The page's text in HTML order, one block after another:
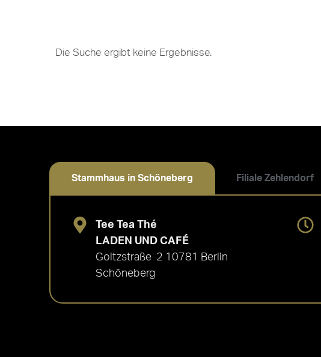
Die Suche ergibt keine Ergebnisse.
Stammhaus in Schöneberg Filiale Zehlendorf
Tee Tea Thé
LADEN UND CAFÉ
Goltzstraße 2 10781 Berlin
Schöneberg